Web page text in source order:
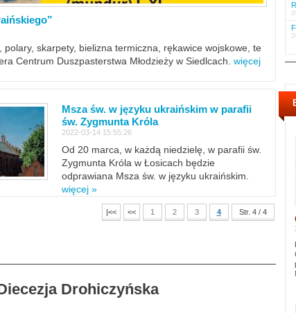
polary, skarpety, bielizna termiczna, rękawice wojskowe, te
Centrum Duszpasterstwa Młodzieży w Siedlcach. więcej
Msza św. w języku ukraińskim w parafii
św. Zygmunta Króla
2022-03-14 15:55:26
Od 20 marca, w każdą niedzielę, w parafii św.
Zygmunta Króla w Łosicach będzie
odprawiana Msza św. w języku ukraińskim.
więcej »
|<< << 1 2 3 4 Str. 4 / 4
Drohiczyńska